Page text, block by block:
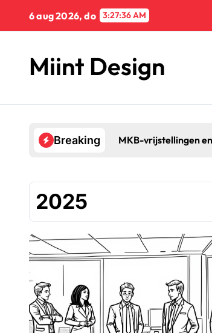
inhoud
6 aug 2026, do 3:27:37 AM
Miint Design
Breaking MKB-vrijstellingen
2025